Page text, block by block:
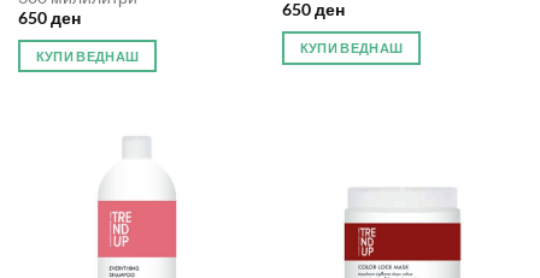
650ден
КУПИ ВЕДНАШ
650ден
КУПИ ВЕДНАШ